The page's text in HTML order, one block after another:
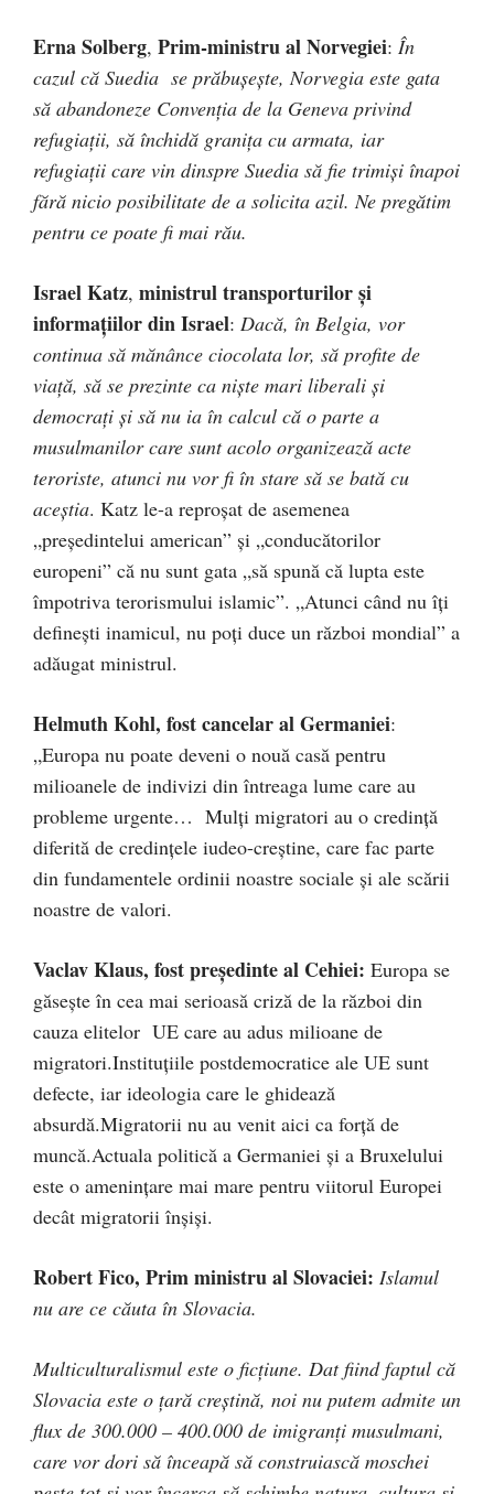
Erna Solberg, Prim-ministru al Norvegiei: În
cazul că Suedia se prăbuşeşte, Norvegia este gata
să abandoneze Convenţia de la Geneva privind
refugiaţii, să închidă graniţa cu armata, iar
refugiaţii care vin dinspre Suedia să fie trimişi înapoi
fără nicio posibilitate de a solicita azil. Ne pregătim
pentru ce poate fi mai rău.
Israel Katz, ministrul transporturilor şi
informaţiilor din Israel: Dacă, în Belgia, vor
continua să mănânce ciocolata lor, să profite de
viaţă, să se prezinte ca nişte mari liberali şi
democraţi şi să nu ia în calcul că o parte a
musulmanilor care sunt acolo organizează acte
teroriste, atunci nu vor fi în stare să se bată cu
aceştia. Katz le-a reproşat de asemenea
„preşedintelui american” şi „conducătorilor
europeni” că nu sunt gata „să spună că lupta este
împotriva terorismului islamic”. „Atunci când nu îţi
defineşti inamicul, nu poţi duce un război mondial” a
adăugat ministrul.
Helmuth Kohl, fost cancelar al Germaniei:
„Europa nu poate deveni o nouă casă pentru
milioanele de indivizi din întreaga lume care au
probleme urgente… Mulți migratori au o credință
diferită de credințele iudeo-creștine, care fac parte
din fundamentele ordinii noastre sociale și ale scării
noastre de valori.
Vaclav Klaus, fost preşedinte al Cehiei: Europa se
găseşte în cea mai serioasă criză de la război din
cauza elitelor UE care au adus milioane de
migratori.Instituţiile postdemocratice ale UE sunt
defecte, iar ideologia care le ghidează
absurdă.Migratorii nu au venit aici ca forţă de
muncă.Actuala politică a Germaniei şi a Bruxelului
este o ameninţare mai mare pentru viitorul Europei
decât migratorii înşişi.
Robert Fico, Prim ministru al Slovaciei: Islamul
nu are ce căuta în Slovacia.
Multiculturalismul este o ficţiune. Dat fiind faptul că
Slovacia este o ţară creştină, noi nu putem admite un
flux de 300.000 – 400.000 de imigranţi musulmani,
care vor dori să înceapă să construiască moschei